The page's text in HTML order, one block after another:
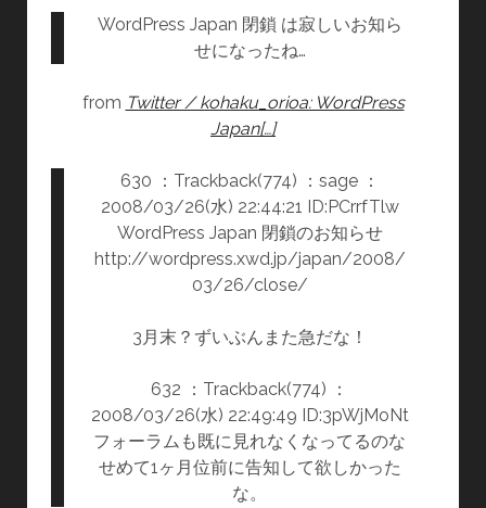
ン
フ
ル，
TAG
は
付
箋/
ス
イ
ッ
ト
WordPress Japan 閉鎖 は寂しいお知ら
せになったね…
from Twitter / kohaku_orioa: WordPress
Japan[…]
630 ：Trackback(774) ：sage ：
2008/03/26(水) 22:44:21 ID:PCrrfTlw
WordPress Japan 閉鎖のお知らせ
http://wordpress.xwd.jp/japan/2008/
03/26/close/
3月末？ずいぶんまた急だな！
632 ：Trackback(774) ：
2008/03/26(水) 22:49:49 ID:3pWjMoNt
フォーラムも既に見れなくなってるのな
せめて1ヶ月位前に告知して欲しかった
な。